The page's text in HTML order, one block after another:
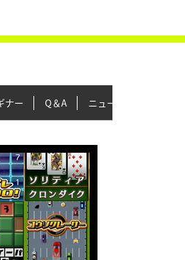
ナー Q＆A ニュース＆トピックス